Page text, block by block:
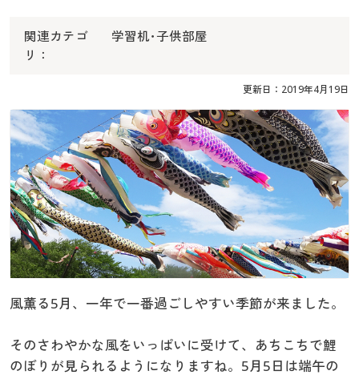
ジュニア・ティーンズ下着
メンズ下着
家電
寝具・インテリア・家具通販すべて
寝具・ベッド
カーテン・ラグ・ファブリック
美容・健康
美容・健康・サプリメント
制服・スクールすべて
制服・学生服
ジュニア・ティーンズ下着
大きいサイズ
大きいサイズ通販すべて
大きいサイズ レディース服
大きいサイズ レディース下着
大きいサイズ 事務・制服
バーゲン
バーゲンセール
シークレットセール
詳細検索
商品カテゴリ一覧
カタログ
カタログ・チラシからのご注文
キッチン・雑貨・日用品
家具・収納
カーテン・ラグ・ファブリック
美容・健康通販すべて
制服・スクール
制服・学生服
ジュニア・ティーンズ下着
大きいサイズ通販すべて
大きいサイズ レディース服
大きいサイズ レディース下着
大きいサイズ メンズ
大きいサイズ 事務・制服
バーゲン
バーゲンセール
シークレットセール
詳細検索
商品カテゴリ一覧
カタログ
カタログ・チラシからのご注文
デジタルカタログ
関連カテゴ
リ：
学習机･子供部屋
更新日：2019年4月19日
風薫る5月、一年で一番過ごしやすい季節が来ました。
そのさわやかな風をいっぱいに受けて、あちこちで鯉
のぼりが見られるようになりますね。5月5日は端午の